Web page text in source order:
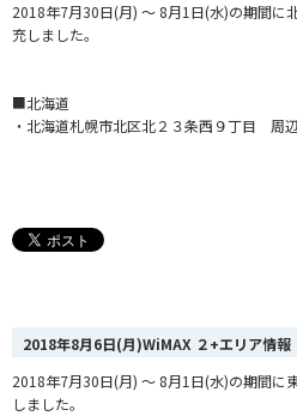
2018年7月30日(月) ～ 8月1日(水)の期間に
充しました。
■北海道
・北海道札幌市北区北２３条西９丁目 周辺
2018年8月6日(月)WiMAX ２+エリア情報
2018年7月30日(月) ～ 8月1日(水)の期間に
しました。